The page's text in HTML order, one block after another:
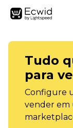
Tudo
para
Configure
vender em